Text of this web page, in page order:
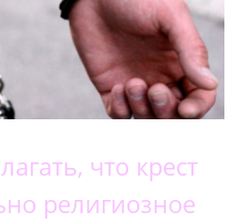
что крест
религиозное